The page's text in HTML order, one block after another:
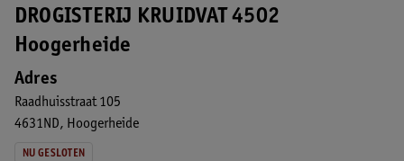
DROGISTERIJ KRUIDVAT 4502
Hoogerheide
Adres
Raadhuisstraat 105
4631ND
Hoogerheide
NU GESLOTEN